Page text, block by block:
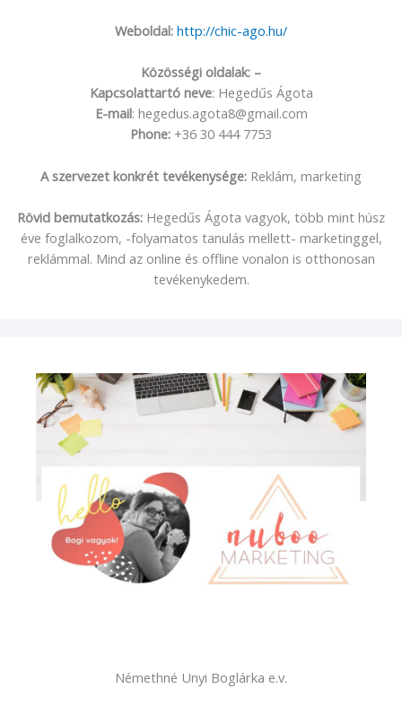
Weboldal: http://chic-ago.hu/
Közösségi oldalak: –
Kapcsolattartó neve: Hegedűs Ágota
E-mail: hegedus.agota8@gmail.com
Phone: +36 30 444 7753
A szervezet konkrét tevékenysége: Reklám, marketing
Rövid bemutatkozás: Hegedűs Ágota vagyok, több mint húsz
éve foglalkozom, -folyamatos tanulás mellett- marketinggel,
reklámmal. Mind az online és offline vonalon is otthonosan
tevékenykedem.
Némethné Unyi Boglárka e.v.